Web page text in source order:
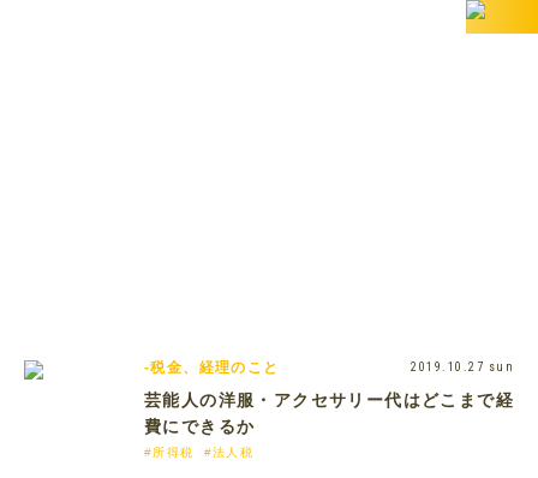
-税金、経理のこと 2019.10.27 sun
芸能人の洋服・アクセサリー代はどこまで経
費にできるか
#所得税 #法人税